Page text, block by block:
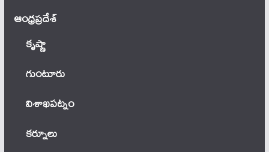
ఆంధ్ర‌ప్ర‌దేశ్
కృష్ణా
గుంటూరు
విశాఖపట్నం
కర్నూలు